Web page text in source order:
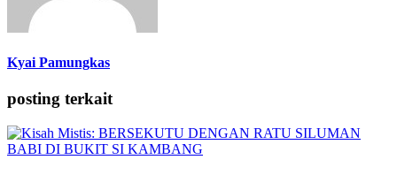
Kyai Pamungkas
posting terkait